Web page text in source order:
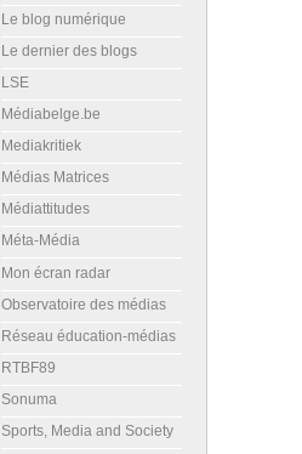
Le blog numérique
Le dernier des blogs
LSE
Médiabelge.be
Mediakritiek
Médias Matrices
Médiattitudes
Méta-Média
Mon écran radar
Observatoire des médias
Réseau éducation-médias
RTBF89
Sonuma
Sports, Media and Society